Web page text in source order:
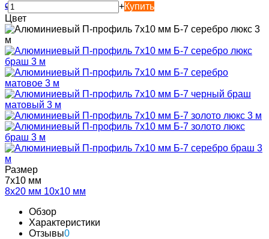
-
+Купить
Цвет
Размер
7х10 мм
8х20 мм 10х10 мм
Обзор
Характеристики
Отзывы0